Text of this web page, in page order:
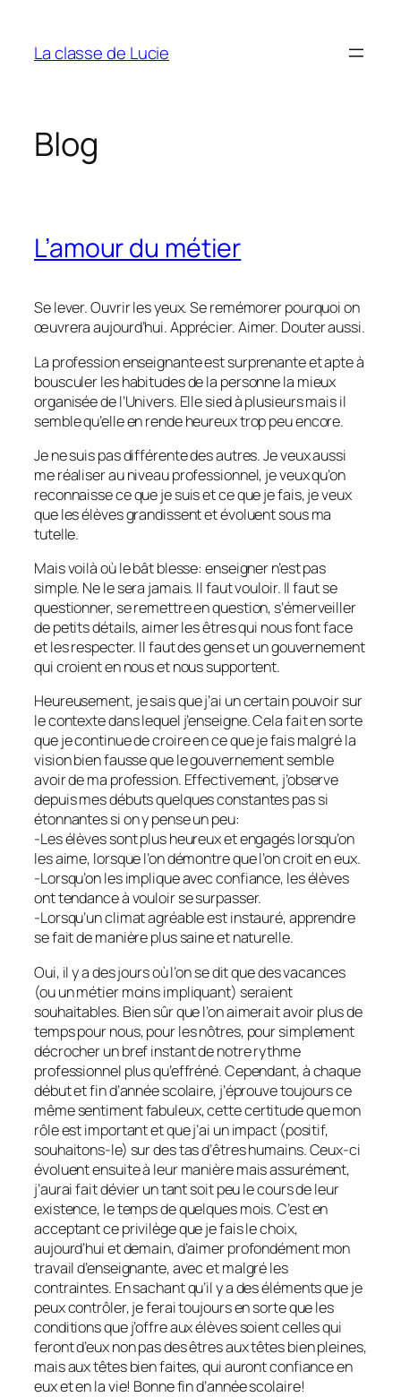
contenu
La classe de Lucie
Blog
L’amour du métier
Se lever. Ouvrir les yeux. Se remémorer pourquoi on
œuvrera aujourd’hui. Apprécier. Aimer. Douter aussi.
La profession enseignante est surprenante et apte à
bousculer les habitudes de la personne la mieux
organisée de l’Univers. Elle sied à plusieurs mais il
semble qu’elle en rende heureux trop peu encore.
Je ne suis pas différente des autres. Je veux aussi
me réaliser au niveau professionnel, je veux qu’on
reconnaisse ce que je suis et ce que je fais, je veux
que les élèves grandissent et évoluent sous ma
tutelle.
Mais voilà où le bât blesse: enseigner n’est pas
simple. Ne le sera jamais. Il faut vouloir. Il faut se
questionner, se remettre en question, s’émerveiller
de petits détails, aimer les êtres qui nous font face
et les respecter. Il faut des gens et un gouvernement
qui croient en nous et nous supportent.
Heureusement, je sais que j’ai un certain pouvoir sur
le contexte dans lequel j’enseigne. Cela fait en sorte
que je continue de croire en ce que je fais malgré la
vision bien fausse que le gouvernement semble
avoir de ma profession. Effectivement, j’observe
depuis mes débuts quelques constantes pas si
étonnantes si on y pense un peu:
-Les élèves sont plus heureux et engagés lorsqu’on
les aime, lorsque l’on démontre que l’on croit en eux.
-Lorsqu’on les implique avec confiance, les élèves
ont tendance à vouloir se surpasser.
-Lorsqu’un climat agréable est instauré, apprendre
se fait de manière plus saine et naturelle.
Oui, il y a des jours où l’on se dit que des vacances
(ou un métier moins impliquant) seraient
souhaitables. Bien sûr que l’on aimerait avoir plus de
temps pour nous, pour les nôtres, pour simplement
décrocher un bref instant de notre rythme
professionnel plus qu’effréné. Cependant, à chaque
début et fin d’année scolaire, j’éprouve toujours ce
même sentiment fabuleux, cette certitude que mon
rôle est important et que j’ai un impact (positif,
souhaitons-le) sur des tas d’êtres humains. Ceux-ci
évoluent ensuite à leur manière mais assurément,
j’aurai fait dévier un tant soit peu le cours de leur
existence, le temps de quelques mois. C’est en
acceptant ce privilège que je fais le choix,
aujourd’hui et demain, d’aimer profondément mon
travail d’enseignante, avec et malgré les
contraintes. En sachant qu’il y a des éléments que je
peux contrôler, je ferai toujours en sorte que les
conditions que j’offre aux élèves soient celles qui
feront d’eux non pas des êtres aux têtes bien pleines,
mais aux têtes bien faites, qui auront confiance en
eux et en la vie! Bonne fin d’année scolaire!